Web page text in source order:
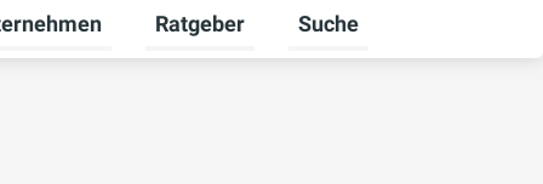
umschalten
für Karriere umschalten
Untermenü für Unternehmen umschalten
Ratgeber
Untermenü für Ratgeber
Suche